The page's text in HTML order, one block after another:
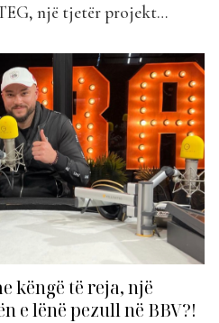
një tjetër projekt
kanë dhënë intervista
filmit, teksa ish-banorët e
nominimin dhe dinamikat
këngë të reja, një
e lënë pezull në BBV?!